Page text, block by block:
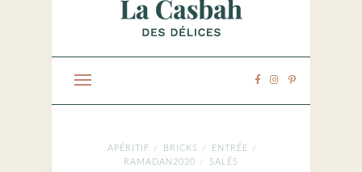
APÉRITIF / BRICKS / ENTRÉE /
RAMADAN2020 / SALÉS